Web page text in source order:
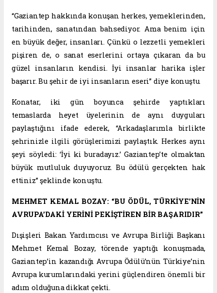
“Gaziantep hakkında konuşan herkes, yemeklerinden,
tarihinden, sanatından bahsediyor. Ama benim için
en büyük değer, insanları. Çünkü o lezzetli yemekleri
pişiren de, o sanat eserlerini ortaya çıkaran da bu
güzel insanların kendisi. İyi insanlar harika işler
başarır. Bu şehir de iyi insanların eseri” diye konuştu.
Konatar, iki gün boyunca şehirde yaptıkları
temaslarda heyet üyelerinin de aynı duyguları
paylaştığını ifade ederek, “Arkadaşlarımla birlikte
şehrinizle ilgili görüşlerimizi paylaştık. Herkes aynı
şeyi söyledi: ‘İyi ki buradayız.’ Gaziantep’te olmaktan
büyük mutluluk duyuyoruz. Bu ödülü gerçekten hak
ettiniz” şeklinde konuştu.
MEHMET KEMAL BOZAY: “BU ÖDÜL, TÜRKİYE’NİN
AVRUPA’DAKİ YERİNİ PEKİŞTİREN BİR BAŞARIDIR”
Dışişleri Bakan Yardımcısı ve Avrupa Birliği Başkanı
Mehmet Kemal Bozay, törende yaptığı konuşmada,
Gaziantep’in kazandığı Avrupa Ödülü’nün Türkiye’nin
Avrupa kurumlarındaki yerini güçlendiren önemli bir
adım olduğuna dikkat çekti.